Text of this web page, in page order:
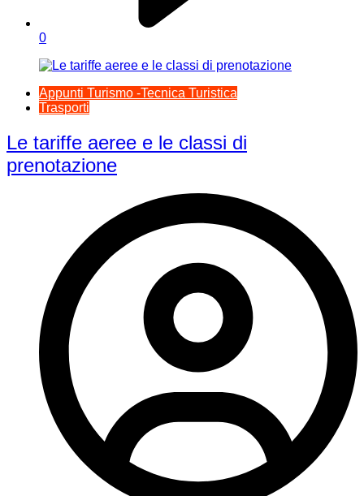
0
Appunti Turismo -Tecnica Turistica
Trasporti
Le tariffe aeree e le classi di
prenotazione